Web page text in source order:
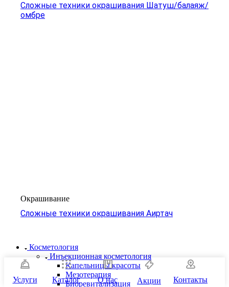
Сложные техники окрашивания Шатуш/балаяж/
омбре
Окрашивание
Сложные техники окрашивания Аиртач
Косметология
Инъекционная косметология
Капельницы красоты
Мезотерапия
Биоревитализация
Услуги Каталог О нас Акции Контакты